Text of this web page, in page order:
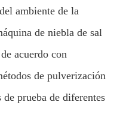
ambiente de la
de niebla de sal
acuerdo con
de pulverización
prueba de diferentes